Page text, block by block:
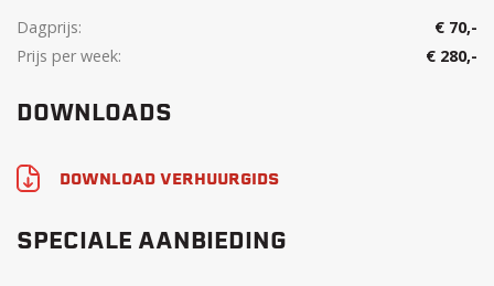
Dagprijs:
€ 70,-
Prijs per week:
€ 280,-
DOWNLOADS
DOWNLOAD VERHUURGIDS
SPECIALE AANBIEDING